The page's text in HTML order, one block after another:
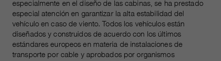
especialmente en el diseño de las cabinas, se ha prestado
especial atención en garantizar la alta estabilidad del
vehículo en caso de viento. Todos los vehículos están
diseñados y construidos de acuerdo con los últimos
estándares europeos en materia de instalaciones de
transporte por cable y aprobados por organismos
fin
Usado para proteger contra el
spam causado por los spam-bots.
Name cookie_optin
Name
__utmc, __utmd, __utmz
proveedor Google Analytics
Mehrere - variieren zwischen 2